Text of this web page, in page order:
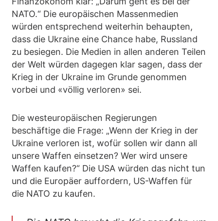
NATO.“ Die europäischen Massenmedien
würden entsprechend weiterhin behaupten,
dass die Ukraine eine Chance habe, Russland
zu besiegen. Die Medien in allen anderen Teilen
der Welt würden dagegen klar sagen, dass der
Krieg in der Ukraine im Grunde genommen
vorbei und «völlig verloren» sei.
Die westeuropäischen Regierungen
beschäftige die Frage: „Wenn der Krieg in der
Ukraine verloren ist, wofür sollen wir dann all
unsere Waffen einsetzen? Wer wird unsere
Waffen kaufen?“ Die USA würden das nicht tun
und die Europäer auffordern, US-Waffen für
die NATO zu kaufen.